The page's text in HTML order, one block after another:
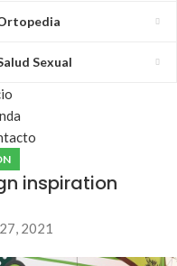
Sexual
inspiration
2021